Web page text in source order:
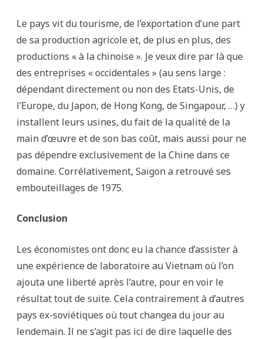
Le pays vit du tourisme, de l’exportation d’une part
de sa production agricole et, de plus en plus, des
productions « à la chinoise ». Je veux dire par là que
des entreprises « occidentales » (au sens large :
dépendant directement ou non des Etats-Unis, de
l’Europe, du Japon, de Hong Kong, de Singapour, …) y
installent leurs usines, du fait de la qualité de la
main d’œuvre et de son bas coût, mais aussi pour ne
pas dépendre exclusivement de la Chine dans ce
domaine. Corrélativement, Saïgon a retrouvé ses
embouteillages de 1975.
Conclusion
Les économistes ont donc eu la chance d’assister à
une expérience de laboratoire au Vietnam où l’on
ajouta une liberté après l’autre, pour en voir le
résultat tout de suite. Cela contrairement à d’autres
pays ex-soviétiques où tout changea du jour au
lendemain. Il ne s’agit pas ici de dire laquelle des